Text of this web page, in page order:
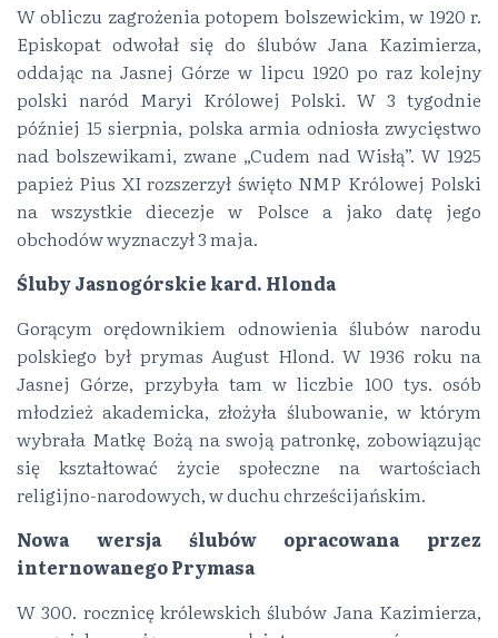
W obliczu zagrożenia potopem bolszewickim, w 1920 r.
Episkopat odwołał się do ślubów Jana Kazimierza,
oddając na Jasnej Górze w lipcu 1920 po raz kolejny
polski naród Maryi Królowej Polski. W 3 tygodnie
później 15 sierpnia, polska armia odniosła zwycięstwo
nad bolszewikami, zwane „Cudem nad Wisłą”. W 1925
papież Pius XI rozszerzył święto NMP Królowej Polski
na wszystkie diecezje w Polsce a jako datę jego
obchodów wyznaczył 3 maja.
Śluby Jasnogórskie kard. Hlonda
Gorącym orędownikiem odnowienia ślubów narodu
polskiego był prymas August Hlond. W 1936 roku na
Jasnej Górze, przybyła tam w liczbie 100 tys. osób
młodzież akademicka, złożyła ślubowanie, w którym
wybrała Matkę Bożą na swoją patronkę, zobowiązując
się kształtować życie społeczne na wartościach
religijno-narodowych, w duchu chrześcijańskim.
Nowa wersja ślubów opracowana przez
internowanego Prymasa
W 300. rocznicę królewskich ślubów Jana Kazimierza,